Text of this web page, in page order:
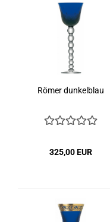
Römer dunkelblau
325,00 EUR